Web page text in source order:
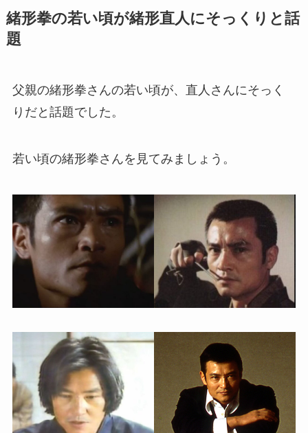
緒形拳の若い頃が緒形直人にそっくりと話
題
父親の緒形拳さんの若い頃が、直人さんにそっく
りだと話題でした。
若い頃の緒形拳さんを見てみましょう。